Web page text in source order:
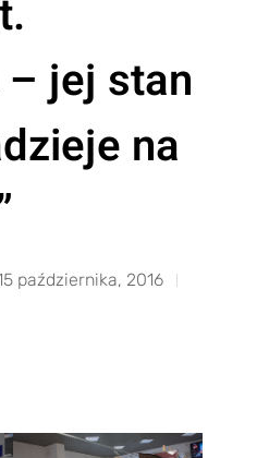
jej stan
na
października, 2016